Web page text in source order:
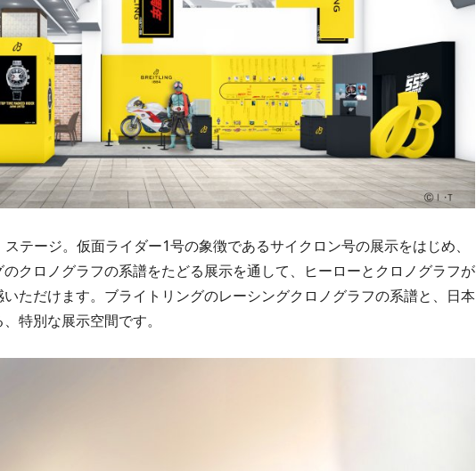
テージ。仮面ライダー1号の象徴であるサイクロン号の展示をはじめ、
クロノグラフの系譜をたどる展示を通して、ヒーローとクロノグラフが
ただけます。ブライトリングのレーシングクロノグラフの系譜と、日本
特別な展示空間です。